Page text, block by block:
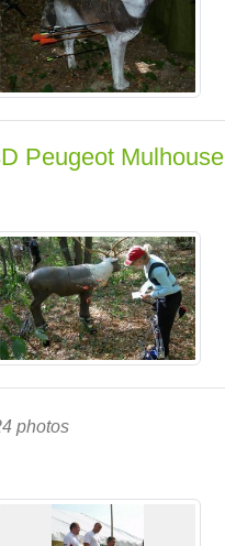
Peugeot Mulhouse
photos